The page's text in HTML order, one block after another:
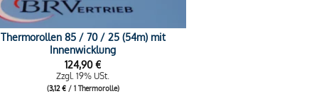
Thermorollen 85 / 70 / 25 (54m) mit
Innenwicklung
124,90€
Zzgl. 19% USt.
(3,12€/ 1 Thermorolle)